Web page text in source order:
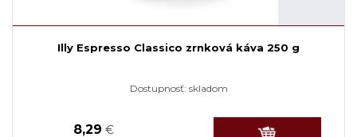
Illy Espresso Classico zrnková káva 250 g
Dostupnosť: skladom
8,29 €